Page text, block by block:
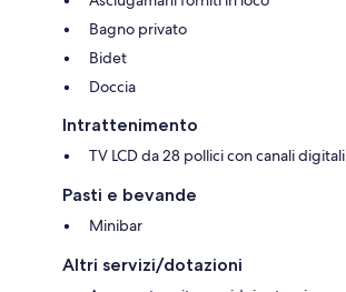
Bagno privato
Bidet
Doccia
Intrattenimento
TV LCD da 28 pollici con canali digitali
Pasti e bevande
Minibar
Altri servizi/dotazioni